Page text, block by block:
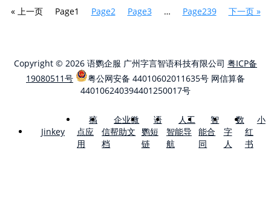
« 上一页 Page1 Page2 Page3 … Page239 下一页 »
Copyright © 2026 语鹦企服 广州字言智语科技有限公司 粤ICP备
19080511号
粤公网安备 44010602011635号 网信算备
440106240394401250017号
Jinkey
稿
点应
用
企业微
信帮助文
档
语
鹦短
链
人工
智能导
航
智
能合
同
数
字
人
小
红
书